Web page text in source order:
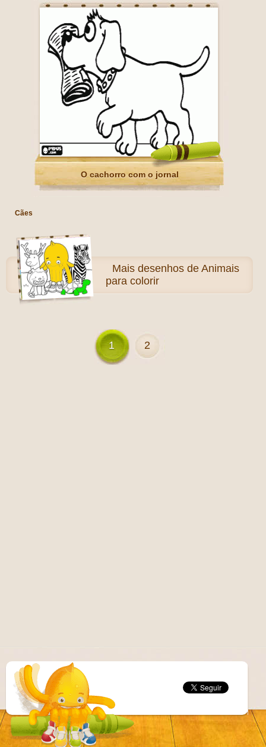
O cachorro com o jornal
Cães
Mais desenhos de Animais
para colorir
1 2